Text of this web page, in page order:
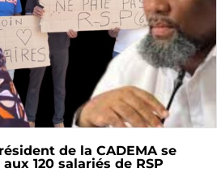
de la CADEMA se
120 salariés de RSP